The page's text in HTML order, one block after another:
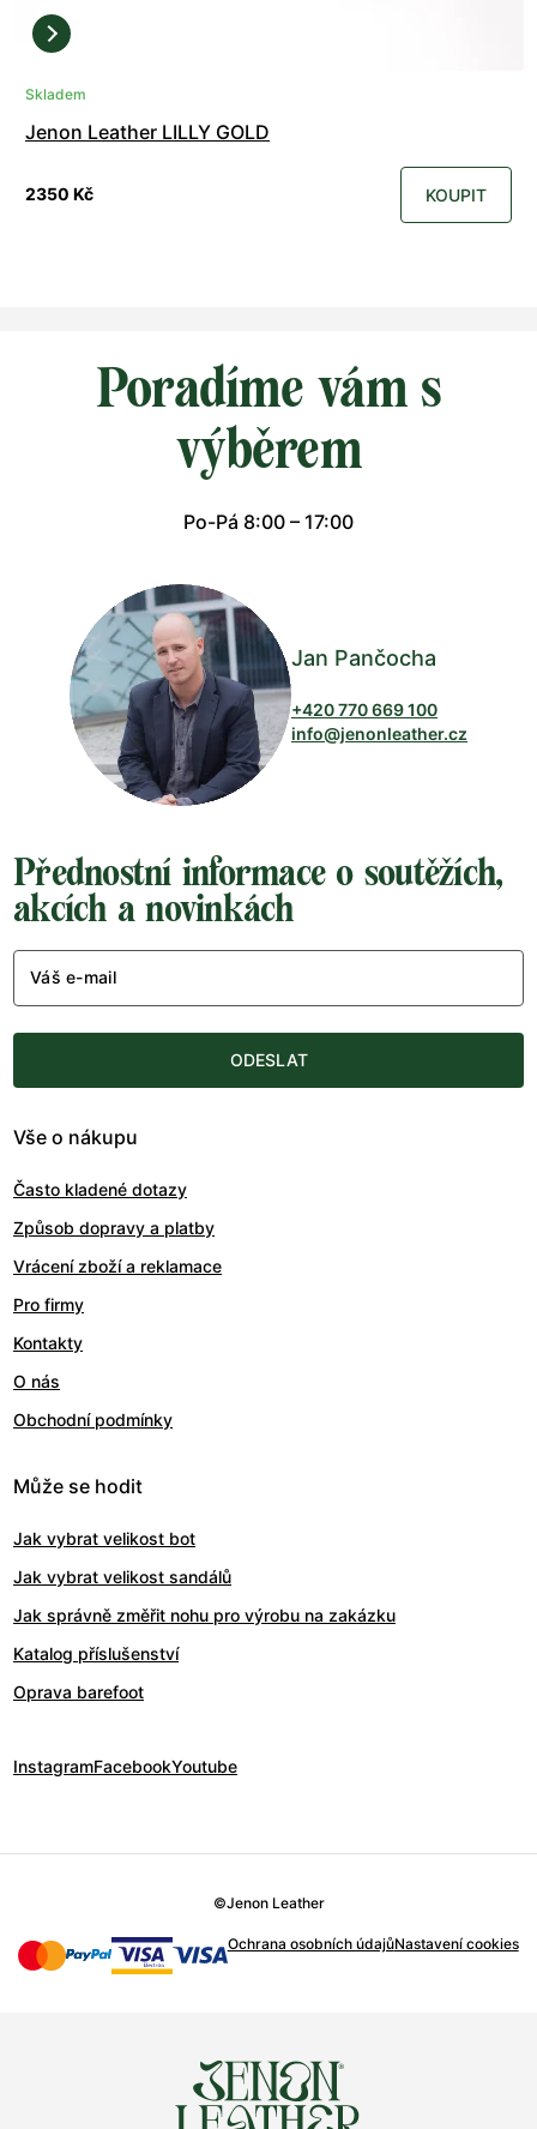
Skladem
Jenon Leather LILLY GOLD
2350 Kč KOUPIT
Poradíme vám s
výběrem
Po-Pá 8:00 – 17:00
Jan Pančocha
+420 770 669 100
info@jenonleather.cz
Přednostní informace o soutěžích,
akcích a novinkách
Váš e-mail
ODESLAT
Vše o nákupu
Často kladené dotazy
Způsob dopravy a platby
Vrácení zboží a reklamace
Pro firmy
Kontakty
O nás
Obchodní podmínky
Může se hodit
Jak vybrat velikost bot
Jak vybrat velikost sandálů
Jak správně změřit nohu pro výrobu na zakázku
Katalog příslušenství
Oprava barefoot
InstagramFacebookYoutube
©Jenon Leather
Ochrana osobních údajůNastavení cookies